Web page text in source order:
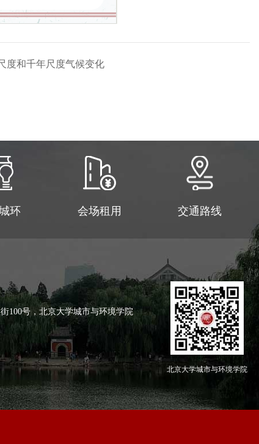
度和千年尺度气候变化
环 会场租用 交通路线
100号，北京大学城市与环境学院
北京大学城市与环境学院